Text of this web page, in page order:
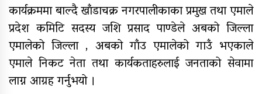
सामुदायिक विद्यालयलाई
फुटबल हस्तान्तरण
कार्यक्रममा बाल्दै खाँडाचक्र नगरपालीकाका प्रमुख तथा एमाले
प्रदेश कमिटि सदस्य जशि प्रसाद पाण्डेले अबको जिल्ला
एमालेको जिल्ला , अबको गाँउ एमालेको गाउँ भएकाले
एमाले निकट नेता तथा कार्यकताहरुलाई जनताको सेवामा
लाग्न आग्रह गर्नुभयो ।